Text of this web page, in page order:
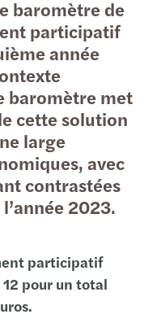
baromètre de
participatif
année
baromètre met
cette solution
large
avec
contrastées
2023.
participatif
pour un total